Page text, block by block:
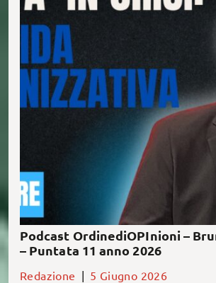
È online la nuova puntata di
podcast degli/delle infermieri/e di
sta evolvendo la
Podcast OrdinediOPInioni –
– Puntata 11 anno 2026
Redazione | 5 Giugno 2026